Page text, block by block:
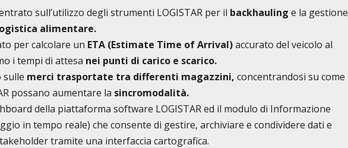
sull’utilizzo degli strumenti LOGISTAR per il backhauling e la gestione
alimentare.
per calcolare un ETA (Estimate Time of Arrival)accurato del veicolo al
i tempi di attesa nei punti di carico e scarico.
sulle merci trasportate tra differenti magazzini, concentrandosi su come
possano aumentare la sincromodalità.
della piattaforma software LOGISTAR ed il modulo di Informazione
in tempo reale) che consente di gestire, archiviare e condividere dati e
tramite una interfaccia cartografica.